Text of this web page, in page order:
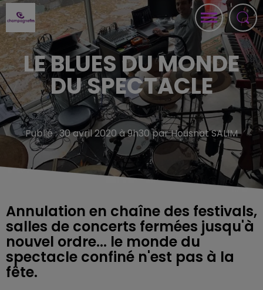
LE BLUES DU MONDE
DU SPECTACLE
Publié : 30 avril 2020 à 9h30 par Housnat SALIM
Annulation en chaîne des festivals,
salles de concerts fermées jusqu'à
nouvel ordre... le monde du
spectacle confiné n'est pas à la
fête.